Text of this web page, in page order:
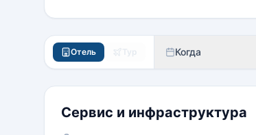
Отель Тур Когда
Сервис и инфраструктура